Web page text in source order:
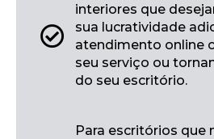
interiores que
sua lucratividade
atendimento online
seu serviço ou
do seu escritório.
Para escritórios que